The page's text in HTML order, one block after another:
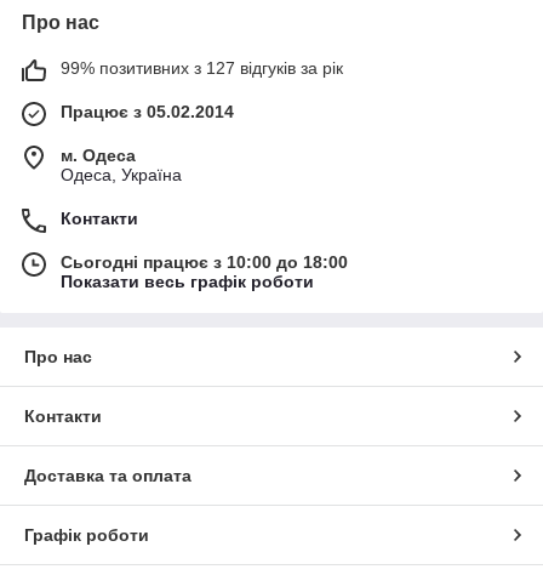
Про нас
99% позитивних з 127 відгуків за рік
Працює з 05.02.2014
м. Одеса
Одеса, Україна
Контакти
Сьогодні працює з 10:00 до 18:00
Показати весь графік роботи
Про нас
Контакти
Доставка та оплата
Графік роботи